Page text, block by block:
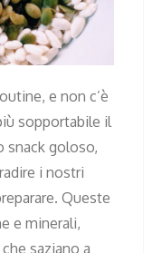
e non c’è
sopportabile il
snack goloso,
i nostri
Queste
e minerali,
saziano a